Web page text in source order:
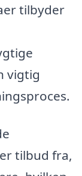
tilbyder
vigtig
tilbud fra,